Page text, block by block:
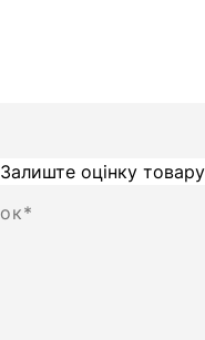
Залиште оцінку товару